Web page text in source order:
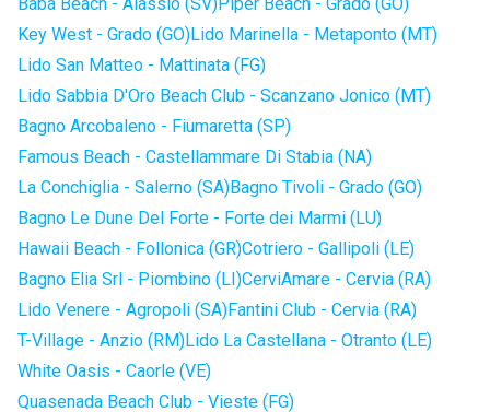
Key West - Grado (GO)Lido Marinella - Metaponto (MT)
Lido San Matteo - Mattinata (FG)
Lido Sabbia D'Oro Beach Club - Scanzano Jonico (MT)
Bagno Arcobaleno - Fiumaretta (SP)
Famous Beach - Castellammare Di Stabia (NA)
La Conchiglia - Salerno (SA)Bagno Tivoli - Grado (GO)
Bagno Le Dune Del Forte - Forte dei Marmi (LU)
Hawaii Beach - Follonica (GR)Cotriero - Gallipoli (LE)
Bagno Elia Srl - Piombino (LI)CerviAmare - Cervia (RA)
Lido Venere - Agropoli (SA)Fantini Club - Cervia (RA)
T-Village - Anzio (RM)Lido La Castellana - Otranto (LE)
White Oasis - Caorle (VE)
Quasenada Beach Club - Vieste (FG)